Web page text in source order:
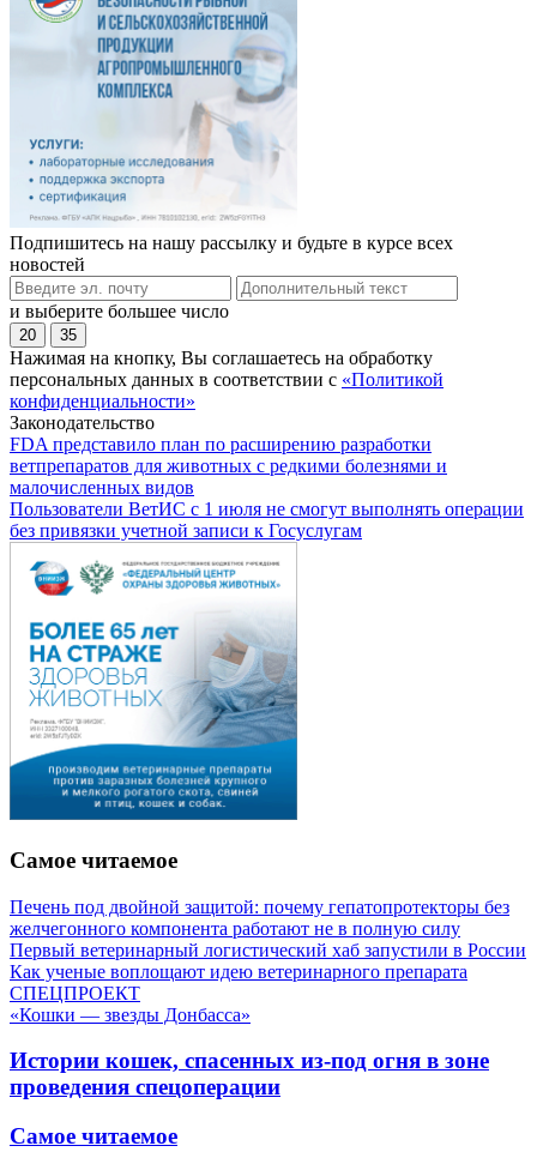
Подпишитесь на нашу рассылку и будьте в курсе всех
новостей
и выберите большее число
20 35
Нажимая на кнопку, Вы соглашаетесь на обработку
персональных данных в соответствии с «Политикой
конфиденциальности»
Законодательство
FDA представило план по расширению разработки
ветпрепаратов для животных с редкими болезнями и
малочисленных видов
Пользователи ВетИС с 1 июля не смогут выполнять операции
без привязки учетной записи к Госуслугам
Самое читаемое
Печень под двойной защитой: почему гепатопротекторы без
желчегонного компонента работают не в полную силу
Первый ветеринарный логистический хаб запустили в России
Как ученые воплощают идею ветеринарного препарата
СПЕЦПРОЕКТ
«Кошки — звезды Донбасса»
Истории кошек, спасенных из-под огня в зоне
проведения спецоперации
Самое читаемое